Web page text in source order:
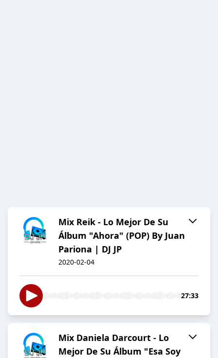
Mix Reik - Lo Mejor De Su
Álbum "Ahora" (POP) By Juan
Pariona | DJ JP
2020-02-04
27:33
Mix Daniela Darcourt - Lo
Mejor De Su Álbum "Esa Soy